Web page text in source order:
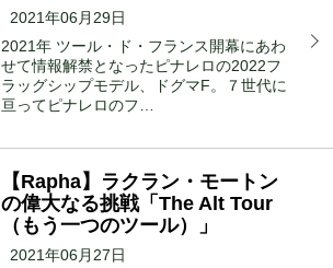
2021年06月29日
2021年 ツール・ド・フランス開幕にあわ
せて情報解禁となったピナレロの2022フ
ラッグシップモデル、ドグマF。７世代に
亘ってピナレロのフ…
【Rapha】ラクラン・モートン
の偉大なる挑戦「The Alt Tour
（もう一つのツール）」
2021年06月27日